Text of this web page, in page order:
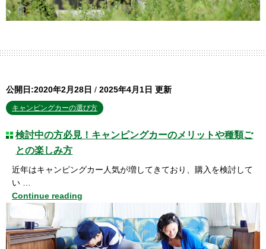
公開日:2020年2月28日 / 2025年4月1日 更新
キャンピングカーの選び方
検討中の方必見！キャンピングカーのメリットや種類ご
との楽しみ方
近年はキャンピングカー人気が増してきており、購入を検討して
い …
Continue reading